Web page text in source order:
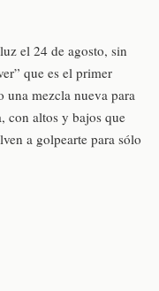
el 24 de agosto, sin
que es el primer
una mezcla nueva para
con altos y bajos que
a golpearte para sólo